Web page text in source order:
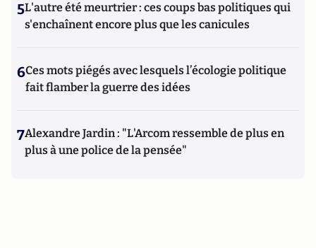
5L'autre été meurtrier : ces coups bas politiques qui
s'enchaînent encore plus que les canicules
6Ces mots piégés avec lesquels l’écologie politique
fait flamber la guerre des idées
7Alexandre Jardin : "L'Arcom ressemble de plus en
plus à une police de la pensée"